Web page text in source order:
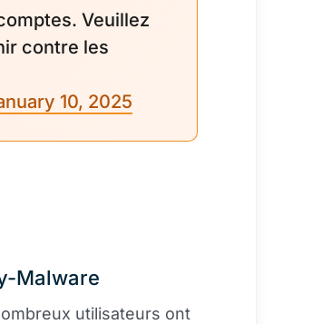
Veuillez
contre les
10, 2025
Malware
utilisateurs ont